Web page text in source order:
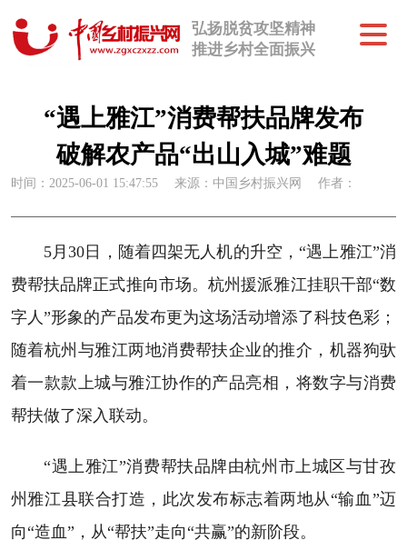
弘扬脱贫攻坚精神
推进乡村全面振兴
“遇上雅江”消费帮扶品牌发布
破解农产品“出山入城”难题
时间：2025-06-01 15:47:55 来源：中国乡村振兴网 作者：
5月30日，随着四架无人机的升空，“遇上雅江”消
费帮扶品牌正式推向市场。杭州援派雅江挂职干部“数
字人”形象的产品发布更为这场活动增添了科技色彩；
随着杭州与雅江两地消费帮扶企业的推介，机器狗驮
着一款款上城与雅江协作的产品亮相，将数字与消费
帮扶做了深入联动。
“遇上雅江”消费帮扶品牌由杭州市上城区与甘孜
州雅江县联合打造，此次发布标志着两地从“输血”迈
向“造血”，从“帮扶”走向“共赢”的新阶段。